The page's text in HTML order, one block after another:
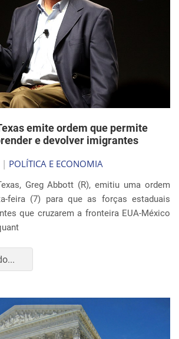
emite ordem que permite
e devolver imigrantes
| POLÍTICA E ECONOMIA
Greg Abbott (R), emitiu uma ordem
feira (7) para que as forças estaduais
que cruzarem a fronteira EUA-México